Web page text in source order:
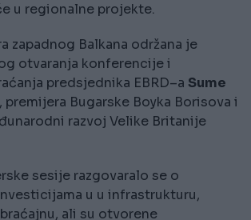
u regionalne projekte.
zapadnog Balkana održana je
otvaranja konferencije i
predsjednika EBRD–a Sume
, premijera Bugarske Boyka Borisova i
razvoj Velike Britanije
sesije razgovaralo se o
u u infrastrukturu,
ali su otvorene